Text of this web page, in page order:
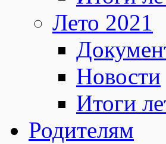
Лето 2021
Новости
Итоги
Родителям